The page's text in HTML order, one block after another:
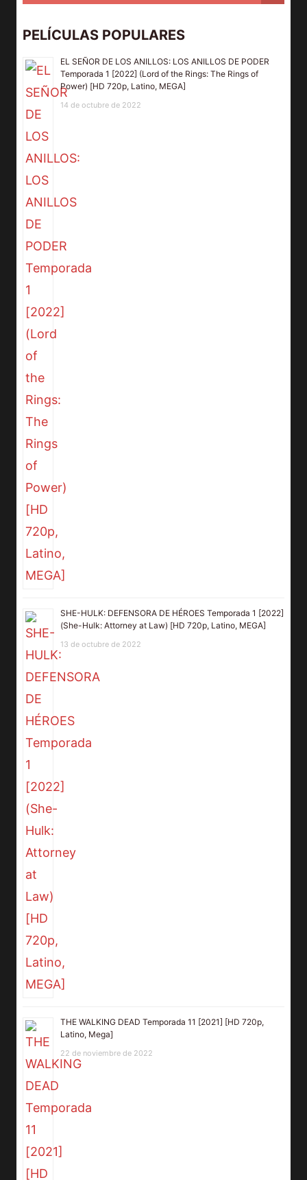
PELÍCULAS POPULARES
EL SEÑOR DE LOS ANILLOS: LOS ANILLOS DE PODER
Temporada 1 [2022] (Lord of the Rings: The Rings of
Power) [HD 720p, Latino, MEGA]
14 de octubre de 2022
SHE-HULK: DEFENSORA DE HÉROES Temporada 1 [2022]
(She-Hulk: Attorney at Law) [HD 720p, Latino, MEGA]
13 de octubre de 2022
THE WALKING DEAD Temporada 11 [2021] [HD 720p,
Latino, Mega]
22 de noviembre de 2022